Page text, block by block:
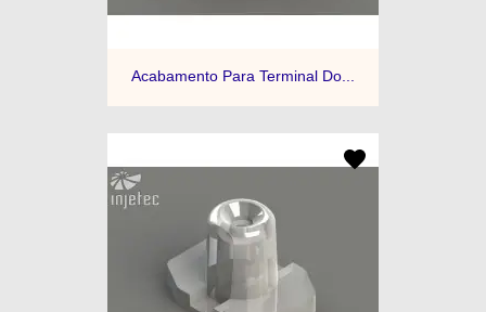
Acabamento Para Terminal Do...